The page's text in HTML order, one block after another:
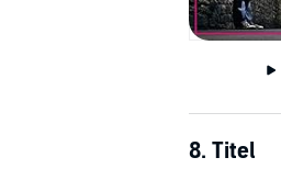
8. Titel